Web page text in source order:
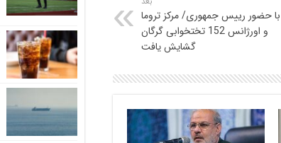
با حضور رییس جمهوری/ مرکز تروما
و اورژانس 152 تختخوابی گرگان
گشایش یافت